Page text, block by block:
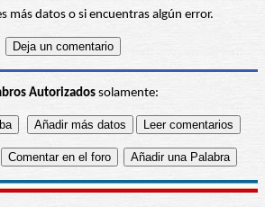
más datos o si encuentras algún error.
Autorizadossolamente: